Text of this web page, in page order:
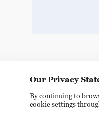
Our Privacy
By continuing to
cookie settings